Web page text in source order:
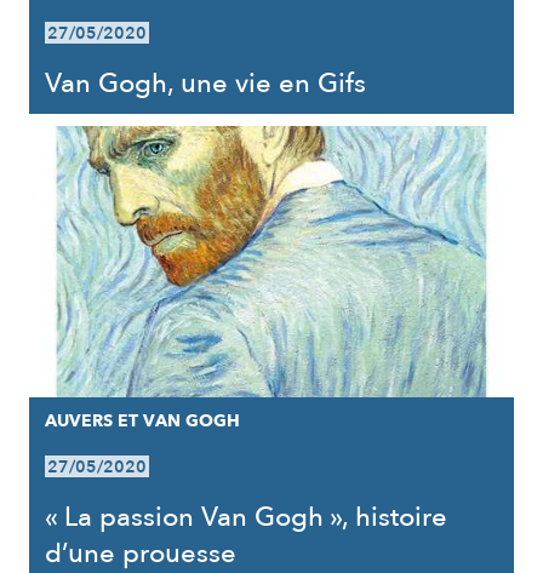
27/05/2020
Van Gogh, une vie en Gifs
AUVERS ET VAN GOGH
27/05/2020
« La passion Van Gogh », histoire
d’une prouesse